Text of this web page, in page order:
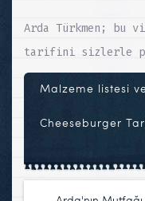
Arda Türkmen; bu
tarifini sizlerle
Malzeme listesi
Cheeseburger